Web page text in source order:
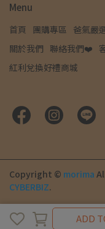
ADD
Menu
首頁 團購專區 爸氣嚴
關於我們 聯絡我們❤️
紅利兌換好禮商城
Copyright © morima
CYBERBIZ.